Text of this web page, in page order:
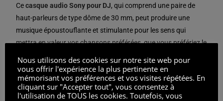
Cecasque audio Sony pour DJ, qui comprend une paire de
haut-parleurs de type dôme de 30 mm, peut produire une
musique époustouflante et stimulante pour les sens qui
mettra en valeur vos chansons préférées, que vous préfériez le
rock, la pop, la folk ou la house.
Durable et simple à porter
Nous utilisons des cookies sur notre site web pour
vous offrir l'expérience la plus pertinente en
mémorisant vos préférences et vos visites répétées. En
cliquant sur "Accepter tout", vous consentez à
l'utilisation de TOUS les cookies. Toutefois, vous